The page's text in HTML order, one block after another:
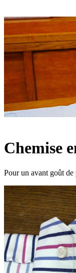
Chemise
Pour un avant goût de